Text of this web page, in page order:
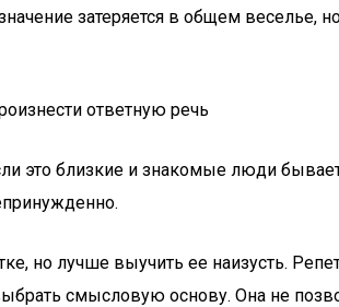
затеряется в общем
ответную речь
это близкие и знакомые люди
но лучше выучить ее наизусть.
смысловую основу. Она не